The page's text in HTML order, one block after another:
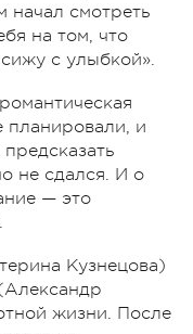
начал смотреть
на том, что
с улыбкой».
планировали, и
не сдался. И о
— это
Кузнецова)
жизни. После